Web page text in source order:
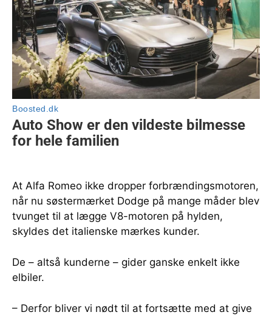
At Alfa Romeo ikke dropper forbrændingsmotoren,
når nu søstermærket Dodge på mange måder blev
tvunget til at lægge V8-motoren på hylden,
skyldes det italienske mærkes kunder.
De – altså kunderne – gider ganske enkelt ikke
elbiler.
– Derfor bliver vi nødt til at fortsætte med at give